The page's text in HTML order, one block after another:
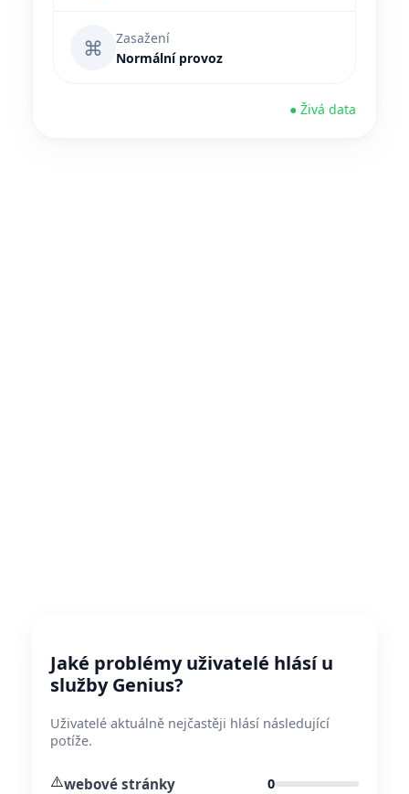
⌘
Zasažení
Normální provoz
● Živá data
Jaké problémy uživatelé hlásí u
služby Genius?
Uživatelé aktuálně nejčastěji hlásí následující
potíže.
⚠️webové stránky 0